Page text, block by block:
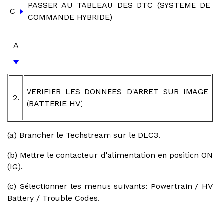
C
PASSER AU TABLEAU DES DTC (SYSTEME DE
COMMANDE HYBRIDE)
A
2.
VERIFIER LES DONNEES D'ARRET SUR IMAGE
(BATTERIE HV)
(a) Brancher le Techstream sur le DLC3.
(b) Mettre le contacteur d'alimentation en position ON
(IG).
(c) Sélectionner les menus suivants: Powertrain / HV
Battery / Trouble Codes.